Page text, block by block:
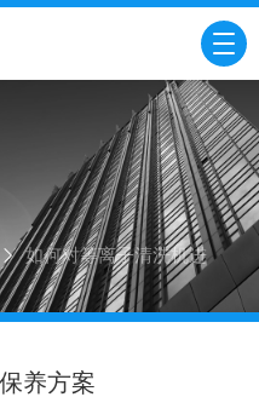
如何对等离子清洗机进
养方案